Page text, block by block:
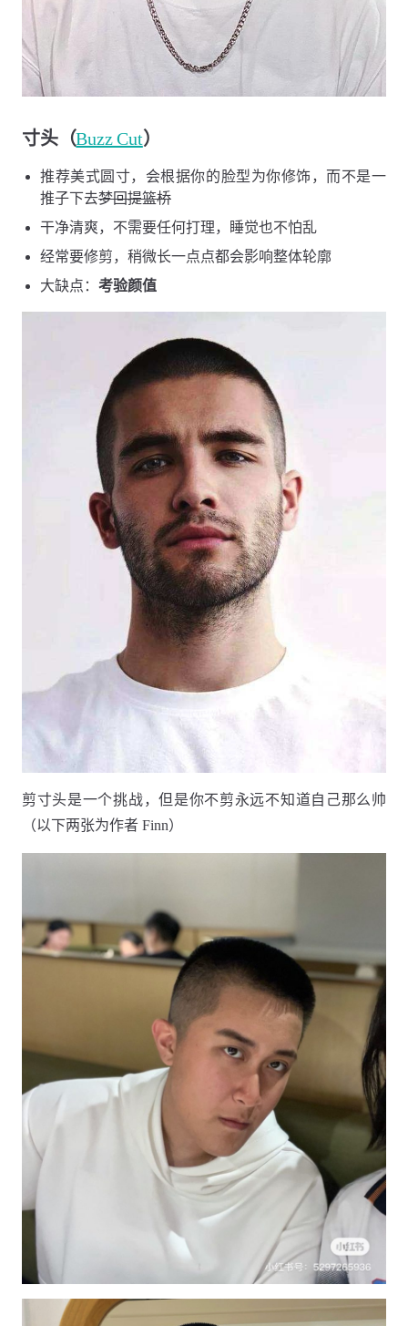
寸头（Buzz Cut）
推荐美式圆寸，会根据你的脸型为你修饰，而不是一
推子下去梦回提篮桥
干净清爽，不需要任何打理，睡觉也不怕乱
经常要修剪，稍微长一点点都会影响整体轮廓
大缺点： 考验颜值
剪寸头是一个挑战，但是你不剪永远不知道自己那么帅
（以下两张为作者 Finn）